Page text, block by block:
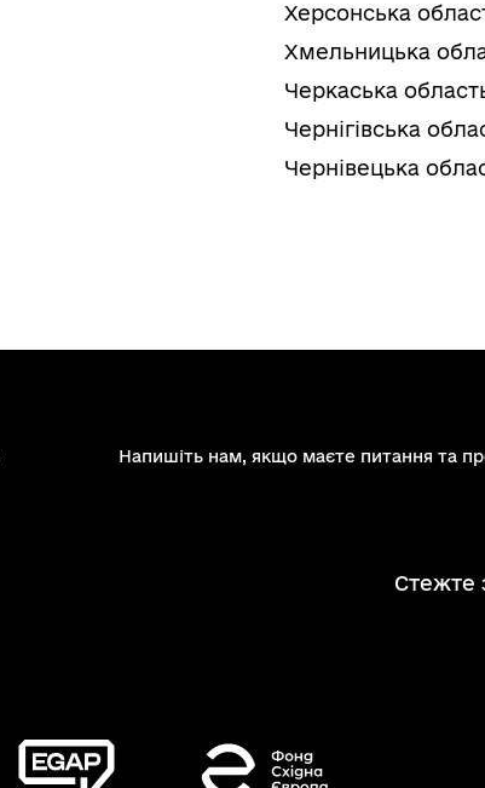
Херсонська
Хмельницька
Черкаська
Чернігівська
Чернівецька
Напишіть нам, якщо маєте питання та
Стежте